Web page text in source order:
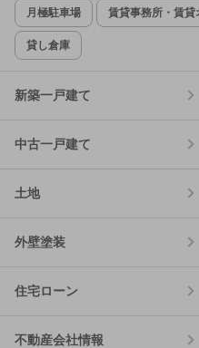
月極駐車場 賃貸事務所・賃貸
貸し倉庫
新築一戸建て
中古一戸建て
土地
外壁塗装
住宅ローン
不動産会社情報